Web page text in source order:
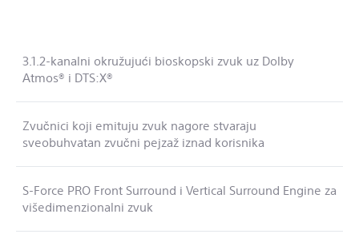
3.1.2-kanalni okružujući bioskopski zvuk uz Dolby
Atmos® i DTS:X®
Zvučnici koji emituju zvuk nagore stvaraju
sveobuhvatan zvučni pejzaž iznad korisnika
S-Force PRO Front Surround i Vertical Surround Engine za
višedimenzionalni zvuk